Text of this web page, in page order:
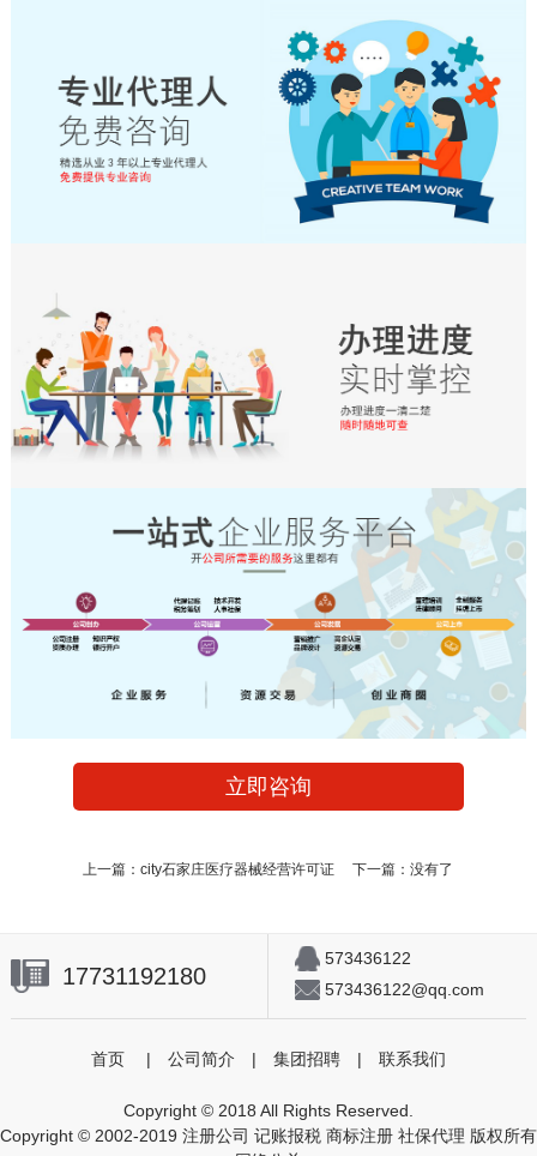
立即咨询
上一篇：city石家庄医疗器械经营许可证 下一篇：没有了
17731192180
573436122
573436122@qq.com
首页 | 公司简介 | 集团招聘 | 联系我们
Copyright © 2018 All Rights Reserved.
Copyright © 2002-2019 注册公司 记账报税 商标注册 社保代理 版权所有